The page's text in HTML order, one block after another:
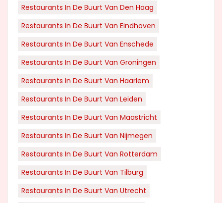
Restaurants In De Buurt Van Den Haag
Restaurants In De Buurt Van Eindhoven
Restaurants In De Buurt Van Enschede
Restaurants In De Buurt Van Groningen
Restaurants In De Buurt Van Haarlem
Restaurants In De Buurt Van Leiden
Restaurants In De Buurt Van Maastricht
Restaurants In De Buurt Van Nijmegen
Restaurants In De Buurt Van Rotterdam
Restaurants In De Buurt Van Tilburg
Restaurants In De Buurt Van Utrecht